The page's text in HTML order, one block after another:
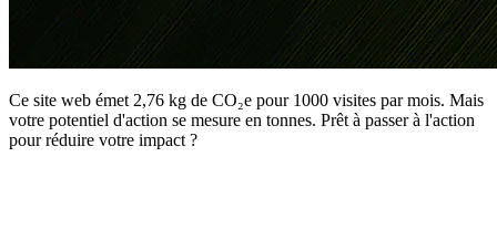
Ce site web émet 2,76 kg de CO₂e pour 1000 visites par mois. Mais
votre potentiel d'action se mesure en tonnes. Prêt à passer à l'action
pour réduire votre impact ?